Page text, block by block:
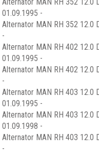
01.09.1995 -
Alternator MAN RH 352 12.0
-
Alternator MAN RH 402 12.0
01.09.1995 -
Alternator MAN RH 402 12.0
-
Alternator MAN RH 403 12.0
01.09.1995 -
Alternator MAN RH 403 12.0
01.09.1998 -
Alternator MAN RH 403 12.0
-